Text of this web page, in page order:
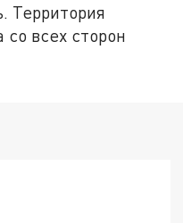
Территория
со всех сторон